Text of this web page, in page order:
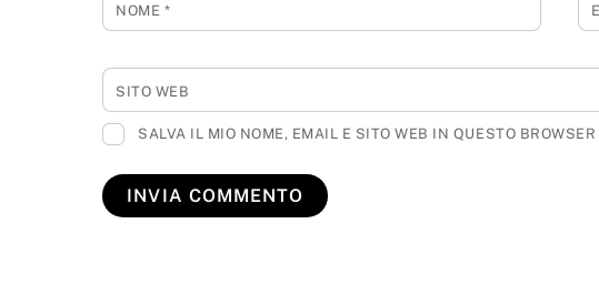
NOME *
SITO WEB
SALVA IL MIO NOME, EMAIL E SITO WEB IN QUESTO